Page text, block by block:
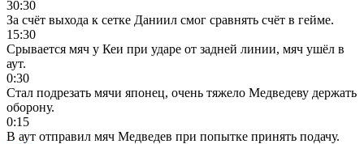
30:30
За счёт выхода к сетке Даниил смог сравнять счёт в гейме.
15:30
Срывается мяч у Кеи при ударе от задней линии, мяч ушёл в
аут.
0:30
Стал подрезать мячи японец, очень тяжело Медведеву держать
оборону.
0:15
В аут отправил мяч Медведев при попытке принять подачу.